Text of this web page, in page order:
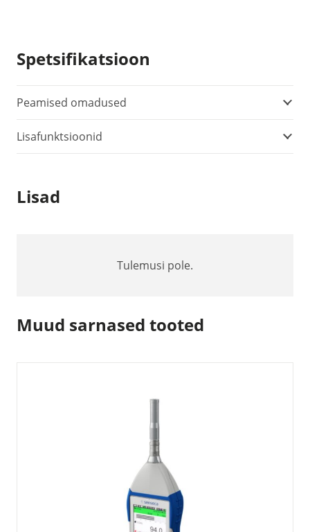
kogus
Spetsifikatsioon
Peamised omadused
Lisafunktsioonid
Lisad
Tulemusi pole.
Muud sarnased tooted